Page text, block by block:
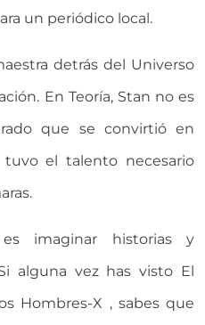
un periódico local.
detrás del Universo
En Teoría, Stan no es
que se convirtió en
el talento necesario
imaginar historias y
alguna vez has visto El
Hombres-X , sabes que